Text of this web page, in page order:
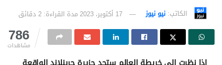
الكاتب: نيو نيوز 17 أكتوبر، 2023 مدة القراءة: 2 دقائق
786
مشاهدات